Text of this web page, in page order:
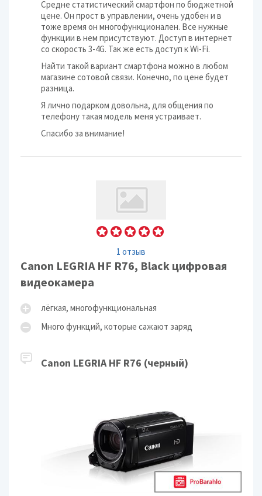
Средне статистический смартфон по бюджетной
цене. Он прост в управлении, очень удобен и в
тоже время он многофункционален. Все нужные
функции в нем присутствуют. Доступ в интернет
со скорость 3-4G. Так же есть доступ к Wi-Fi.
Найти такой вариант смартфона можно в любом
магазине сотовой связи. Конечно, по цене будет
разница.
Я лично подарком довольна, для общения по
телефону такая модель меня устраивает.
Спасибо за внимание!
1 отзыв
Canon LEGRIA HF R76, Black цифровая
видеокамера
лёгкая, многофункциональная
Много функций, которые сажают заряд
Canon LEGRIA HF R76 (черный)